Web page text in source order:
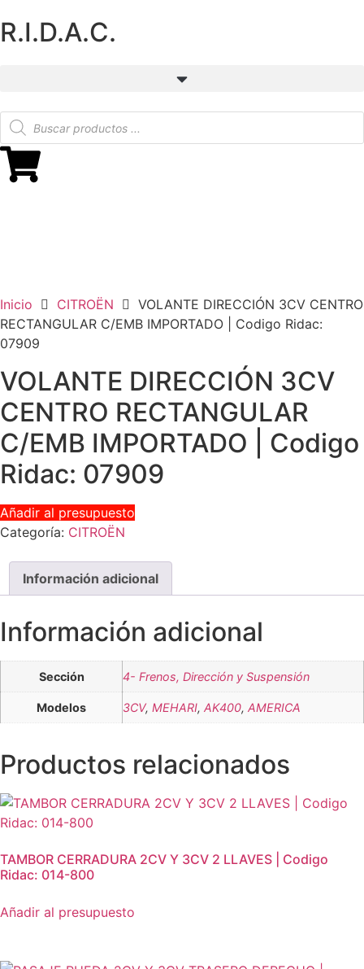
R.I.D.A.C.
Inicio CITROËN
VOLANTE DIRECCIÓN 3CV CENTRO
RECTANGULAR C/EMB IMPORTADO | Codigo Ridac:
07909
VOLANTE DIRECCIÓN 3CV
CENTRO RECTANGULAR
C/EMB IMPORTADO | Codigo
Ridac: 07909
Añadir al presupuesto
Categoría: CITROËN
Información adicional
Información adicional
Sección 4- Frenos, Dirección y Suspensión
Modelos 3CV, MEHARI, AK400, AMERICA
Productos relacionados
TAMBOR CERRADURA 2CV Y 3CV 2 LLAVES | Codigo
Ridac: 014-800
Añadir al presupuesto